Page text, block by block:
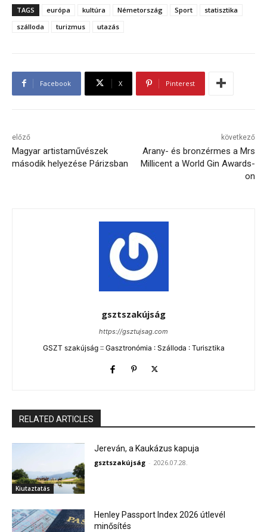
TAGS európa kultúra Németország Sport
statisztika
szálloda
turizmus utazás
Facebook X Pinterest
előző
Magyar artistaművészek
második helyezése Párizsban
következő
Arany- és bronzérmes a Mrs
Millicent a World Gin Awards-
on
gsztszakújság
https://gsztujsag.com
GSZT szakújság :: Gasztronómia : Szálloda : Turisztika
RELATED ARTICLES
Kiutaztatás
Jereván, a Kaukázus kapuja
gsztszakújság - 2026.07.28.
Henley Passport Index 2026 útlevél
minősítés